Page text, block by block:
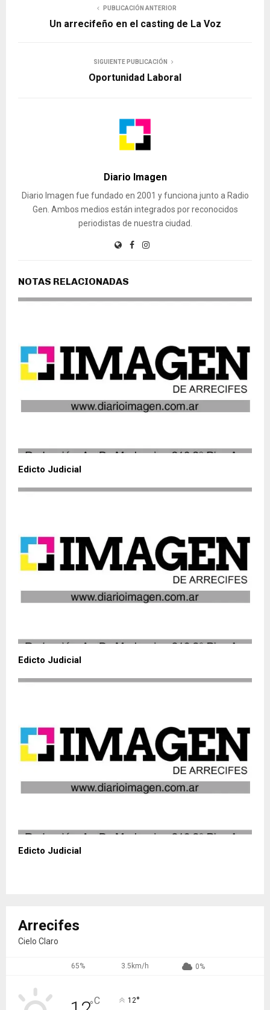
PUBLICACIÓN ANTERIOR
Un arrecifeño en el casting de La Voz
SIGUIENTE PUBLICACIÓN
Oportunidad Laboral
Diario Imagen
Diario Imagen fue fundado en 2001 y funciona junto a Radio
Gen. Ambos medios están integrados por reconocidos
periodistas de nuestra ciudad.
NOTAS RELACIONADAS
Edicto Judicial
Edicto Judicial
Edicto Judicial
Arrecifes
Cielo Claro
65% 3.5km/h 0%
°C 12°